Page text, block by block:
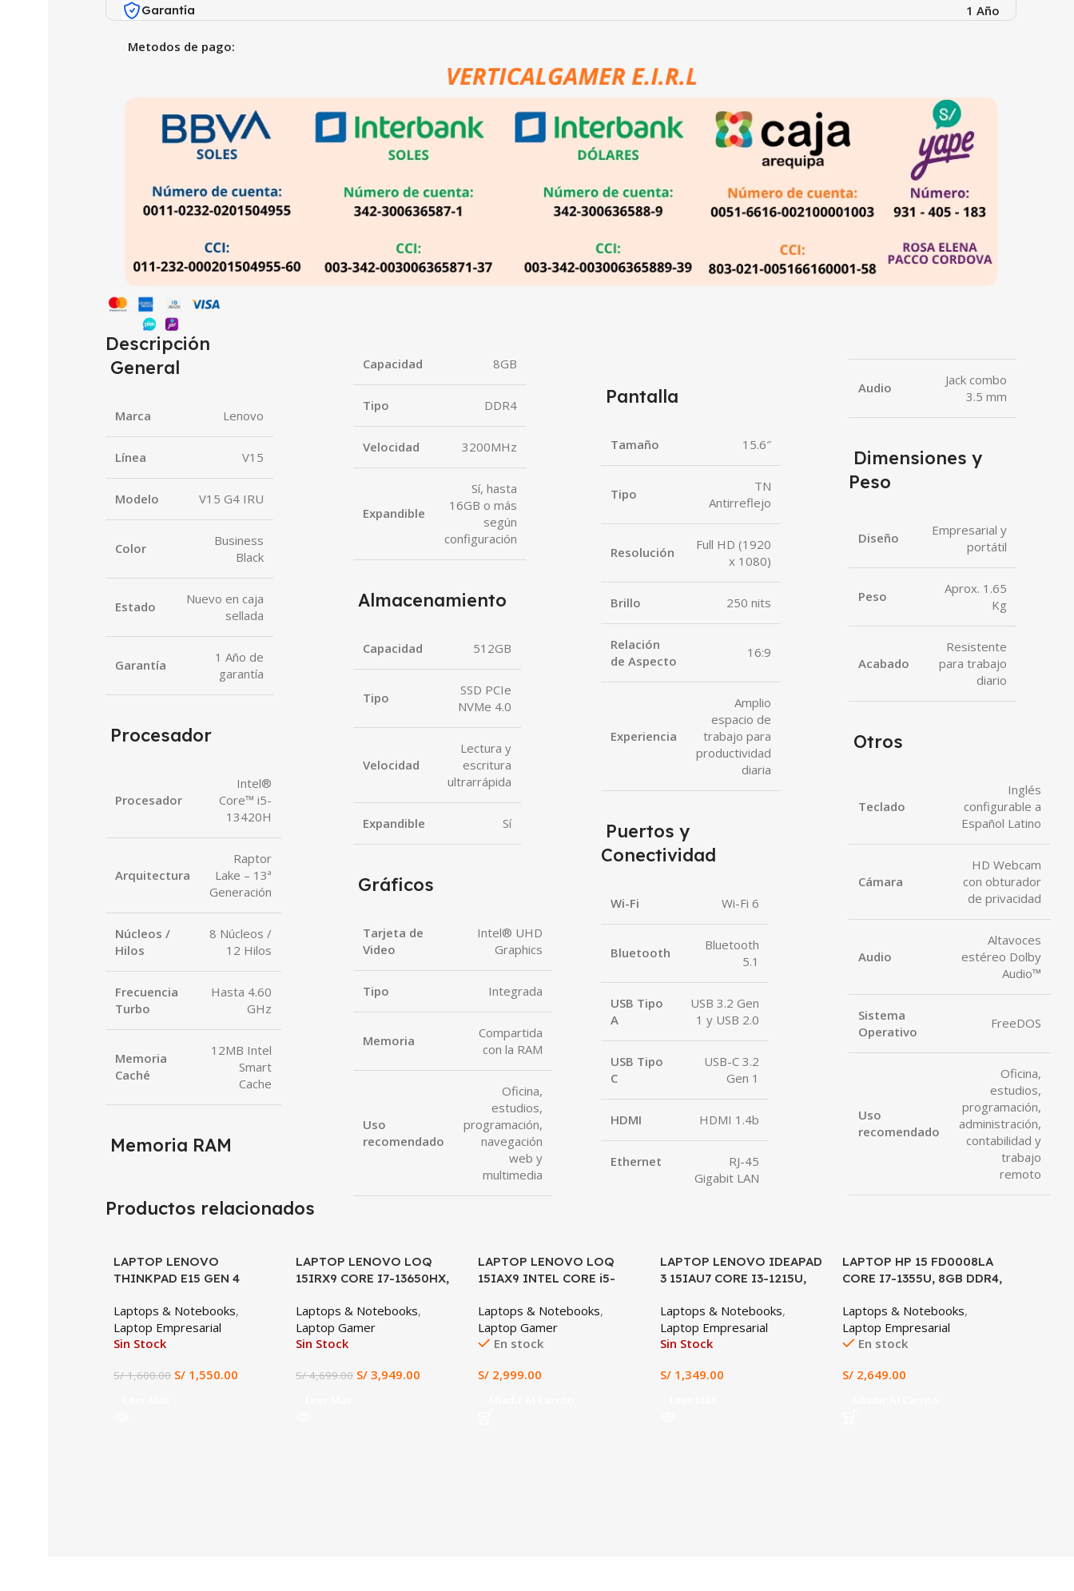
Garantía 1 Año
Metodos de pago:
Descripción
General
Marca Lenovo
Línea V15
Modelo V15 G4 IRU
Color
Business
Black
Estado
Nuevo en caja
sellada
Garantía
1 Año de
garantía
Procesador
Procesador
Intel®
Core™ i5-
13420H
Arquitectura
Raptor
Lake – 13ª
Generación
Núcleos /
Hilos
8 Núcleos /
12 Hilos
Frecuencia
Turbo
Hasta 4.60
GHz
Memoria
Caché
12MB Intel
Smart
Cache
Memoria RAM
Capacidad 8GB
Tipo DDR4
Velocidad 3200MHz
Expandible
Sí, hasta
16GB o más
según
configuración
Almacenamiento
Capacidad 512GB
Tipo
SSD PCIe
NVMe 4.0
Velocidad
Lectura y
escritura
ultrarrápida
Expandible Sí
Gráficos
Tarjeta de
Video
Intel® UHD
Graphics
Tipo Integrada
Memoria
Compartida
con la RAM
Uso
recomendado
Oficina,
estudios,
programación,
navegación
web y
multimedia
Pantalla
Tamaño 15.6″
Tipo
TN
Antirreflejo
Resolución
Full HD (1920
x 1080)
Brillo 250 nits
Relación
de Aspecto
16:9
Experiencia
Amplio
espacio de
trabajo para
productividad
diaria
Puertos y
Conectividad
Wi-Fi Wi-Fi 6
Bluetooth
Bluetooth
5.1
USB Tipo
A
USB 3.2 Gen
1 y USB 2.0
USB Tipo
C
USB-C 3.2
Gen 1
HDMI HDMI 1.4b
Ethernet
RJ-45
Gigabit LAN
Audio
Jack combo
3.5 mm
Dimensiones y
Peso
Diseño
Empresarial y
portátil
Peso
Aprox. 1.65
Kg
Acabado
Resistente
para trabajo
diario
Otros
Teclado
Inglés
configurable a
Español Latino
Cámara
HD Webcam
con obturador
de privacidad
Audio
Altavoces
estéreo Dolby
Audio™
Sistema
Operativo
FreeDOS
Uso
recomendado
Oficina,
estudios,
programación,
administración,
contabilidad y
trabajo
remoto
Productos relacionados
SALE
LAPTOP LENOVO
THINKPAD E15 GEN 4
512GB SSD, 15.6″ FHD
Laptops & Notebooks,
Laptop Empresarial
Sin Stock
S/1,600.00 S/ 1,550.00
SALE
LAPTOP LENOVO LOQ
15IRX9 CORE I7-13650HX,
512GB SSD, 15.6″ FHD
Laptops & Notebooks,
Laptop Gamer
Sin Stock
S/4,699.00 S/ 3,949.00
LAPTOP LENOVO LOQ
15IAX9 INTEL CORE i5-
SSD RTX 3050 6GB 15.6″
FHD IPS
Laptops & Notebooks,
Laptop Gamer
En stock
S/ 2,999.00
LAPTOP LENOVO IDEAPAD
3 15IAU7 CORE I3-1215U,
15.6″ FHD
Laptops & Notebooks,
Laptop Empresarial
Sin Stock
S/ 1,349.00
LAPTOP HP 15 FD0008LA
CORE I7-1355U, 8GB DDR4,
Laptops & Notebooks,
Laptop Empresarial
En stock
S/ 2,649.00